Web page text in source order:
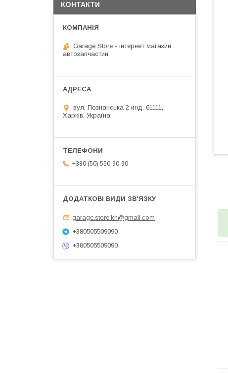
КОНТАКТИ
Garage Store - інтернет магазин
автозапчастин.
вул. Познанська 2 инд. 61111,
Харків, Україна
+380 (50) 550-90-90
garage.store.kh@gmail.com
+380505509090
+380505509090